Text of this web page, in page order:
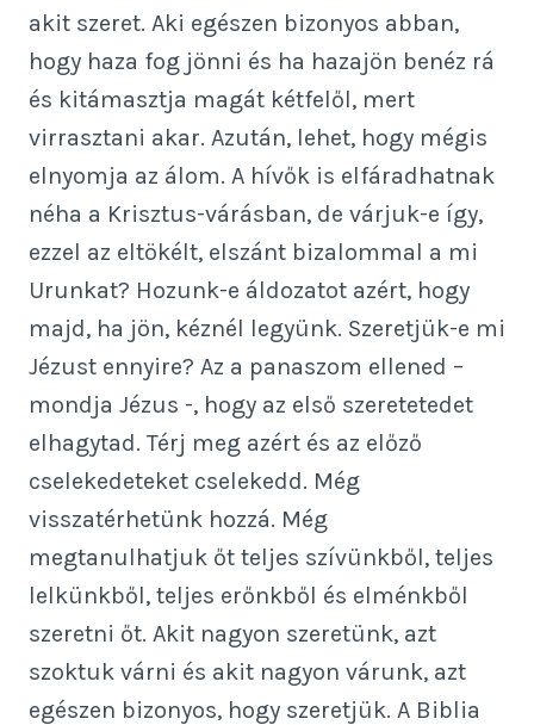
akit szeret. Aki egészen bizonyos abban,
hogy haza fog jönni és ha hazajön benéz rá
és kitámasztja magát kétfelől, mert
virrasztani akar. Azután, lehet, hogy mégis
elnyomja az álom. A hívők is elfáradhatnak
néha a Krisztus-várásban, de várjuk-e így,
ezzel az eltökélt, elszánt bizalommal a mi
Urunkat? Hozunk-e áldozatot azért, hogy
majd, ha jön, kéznél legyünk. Szeretjük-e mi
Jézust ennyire? Az a panaszom ellened –
mondja Jézus -, hogy az első szeretetedet
elhagytad. Térj meg azért és az előző
cselekedeteket cselekedd. Még
visszatérhetünk hozzá. Még
megtanulhatjuk őt teljes szívünkből, teljes
lelkünkből, teljes erőnkből és elménkből
szeretni őt. Akit nagyon szeretünk, azt
szoktuk várni és akit nagyon várunk, azt
egészen bizonyos, hogy szeretjük. A Biblia